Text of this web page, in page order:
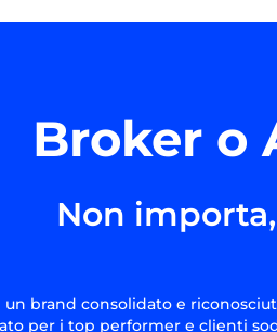
Broker o
Non
un brand consolidato e
per i top performer e clienti